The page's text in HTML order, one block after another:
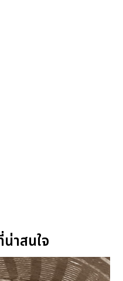
าสนใจ